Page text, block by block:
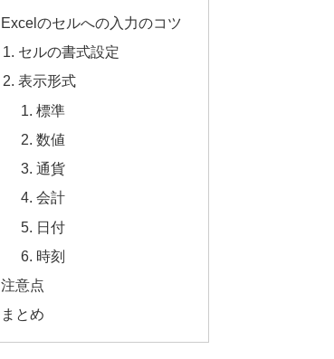
Excelのセルへの入力のコツ
セルの書式設定
表示形式
標準
数値
通貨
会計
日付
時刻
注意点
まとめ